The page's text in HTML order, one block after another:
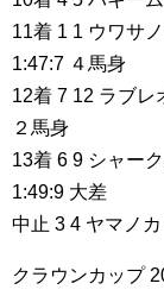
11着 1 1 ウワサ
1:47:7 ４馬身
12着 7 12 ラブレ
２馬身
13着 6 9 シャー
1:49:9 大差
中止 3 4 ヤマノ
クラウンカップ